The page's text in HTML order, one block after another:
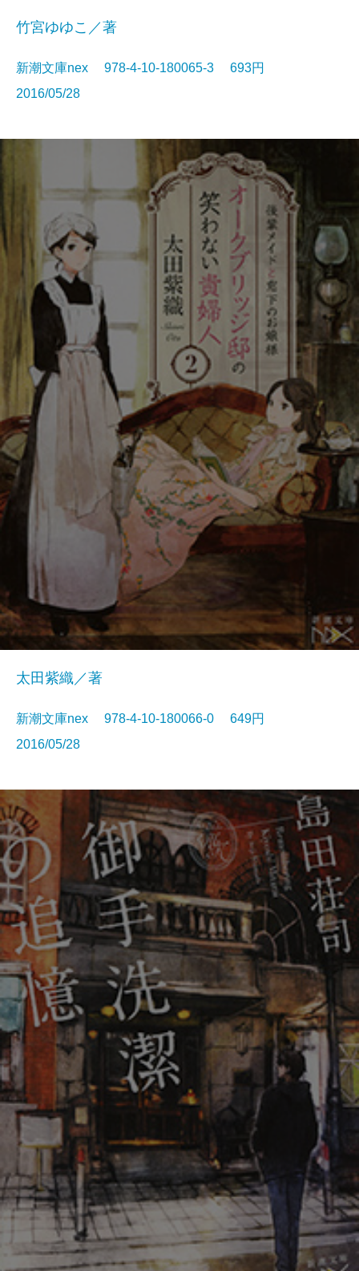
竹宮ゆゆこ／著
新潮文庫nex 978-4-10-180065-3 693円
2016/05/28
太田紫織／著
新潮文庫nex 978-4-10-180066-0 649円
2016/05/28